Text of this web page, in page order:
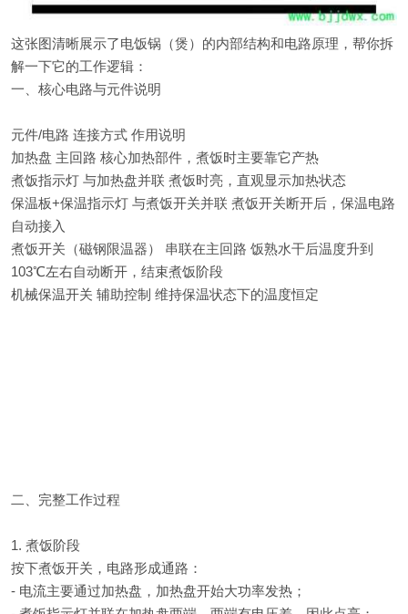
这张图清晰展示了电饭锅（煲）的内部结构和电路原理，帮你拆
解一下它的工作逻辑：
一、核心电路与元件说明
元件/电路 连接方式 作用说明
加热盘 主回路 核心加热部件，煮饭时主要靠它产热
煮饭指示灯 与加热盘并联 煮饭时亮，直观显示加热状态
保温板+保温指示灯 与煮饭开关并联 煮饭开关断开后，保温电路
自动接入
煮饭开关（磁钢限温器） 串联在主回路 饭熟水干后温度升到
103℃左右自动断开，结束煮饭阶段
机械保温开关 辅助控制 维持保温状态下的温度恒定
二、完整工作过程
1. 煮饭阶段
按下煮饭开关，电路形成通路：
- 电流主要通过加热盘，加热盘开始大功率发热；